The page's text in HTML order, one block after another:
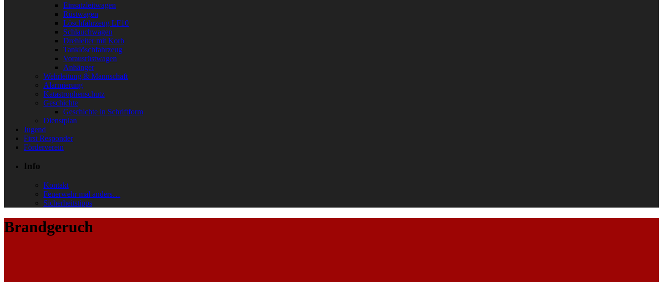
Einsatzleitwagen
Rüstwagen
Löschfahrzeug LF10
Schlauchwagen
Drehleiter mit Korb
Tanklöschfahrzeug
Vorausrüstwagen
Anhänger
Wehrleitung & Mannschaft
Alarmierung
Katastrophenschutz
Geschichte
Geschichte in Schriftform
Dienstplan
Jugend
First Responder
Förderverein
Info
Kontakt
Feuerwehr mal anders…
Sicherheitstipps
Brandgeruch